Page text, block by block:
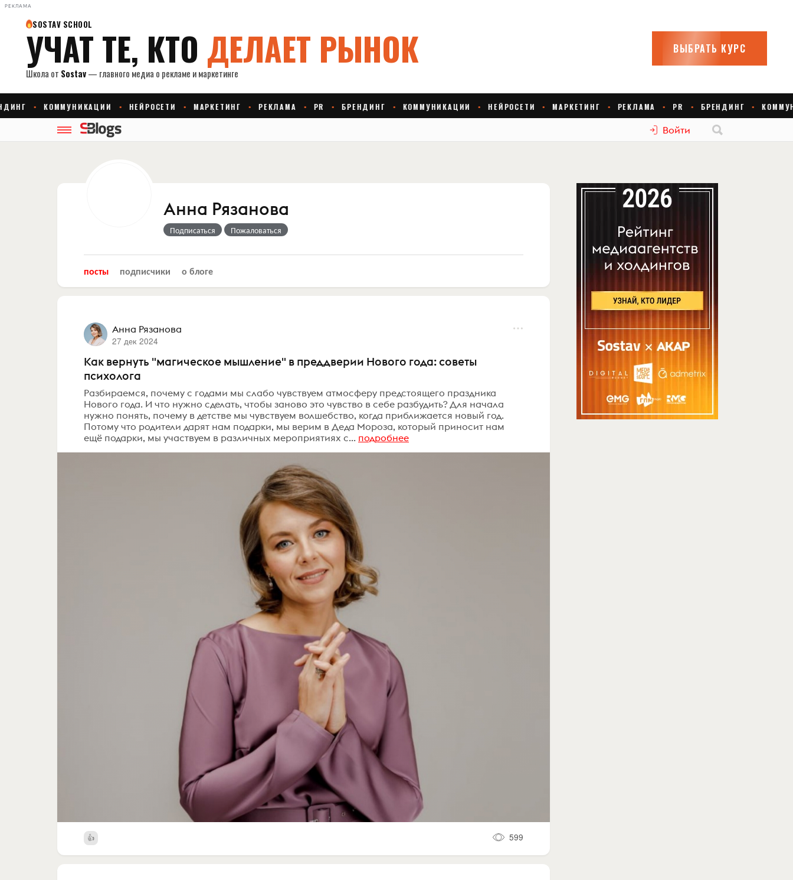
РЕКЛАМА
Войти
Анна Рязанова
Подписаться Пожаловаться
посты подписчики о блоге
Анна Рязанова
27 дек 2024
Как вернуть "магическое мышление" в преддверии Нового года: советы
психолога
Разбираемся, почему с годами мы слабо чувствуем атмосферу предстоящего праздника
Нового года. И что нужно сделать, чтобы заново это чувство в себе разбудить? Для начала
нужно понять, почему в детстве мы чувствуем волшебство, когда приближается новый год.
Потому что родители дарят нам подарки, мы верим в Деда Мороза, который приносит нам
ещё подарки, мы участвуем в различных мероприятиях с... подробнее
599